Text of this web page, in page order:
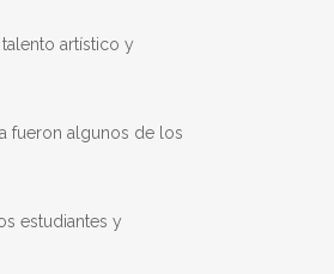
artístico y
fueron algunos de los
estudiantes y